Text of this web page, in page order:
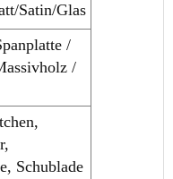
Satin/Glas
/
/
Schublade